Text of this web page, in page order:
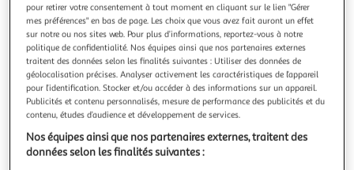
PINOLINO
Cheval à bascule en bois Nature
Matériau : hêtre, non traité. L 86 cm, L 31 cm, H 58 cm.
Hauteur d'assise 34 cm. Anneau amovible, kit de conversion
inclus. Recommandé pour les enfants de à 4 ans. Livré sans
accessoires.
En savoir +
Vous voulez connaître le prix de ce produit ?
Afficher le prix
pour retirer votre consentement à tout moment en cliquant sur le lien "Gérer
mes préférences" en bas de page. Les choix que vous avez fait auront un effet
sur notre ou nos sites web. Pour plus d’informations, reportez-vous à notre
politique de confidentialité. Nos équipes ainsi que nos partenaires externes
traitent des données selon les finalités suivantes : Utiliser des données de
géolocalisation précises. Analyser activement les caractéristiques de l’appareil
pour l’identification. Stocker et/ou accéder à des informations sur un appareil.
Publicités et contenu personnalisés, mesure de performance des publicités et du
contenu, études d’audience et développement de services.
Nos équipes ainsi que nos partenaires externes, traitent des
données selon les finalités suivantes :